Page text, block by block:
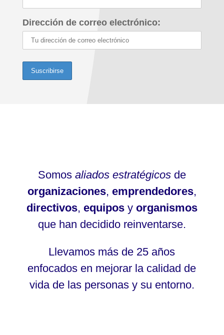
Dirección de correo electrónico:
Somos aliados estratégicosde
organizaciones, emprendedores,
directivos, equiposy organismos
que han decidido reinventarse.
Llevamos más de 25 años
enfocados en mejorar la calidad de
vida de las personas y su entorno.